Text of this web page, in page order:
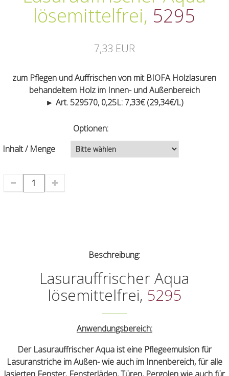
lösemittelfrei, 5295
7,33 EUR
zum Pflegen und Auffrischen von mit BIOFA Holzlasuren
behandeltem Holz im Innen- und Außenbereich
► Art. 529570, 0,25L: 7,33€ (29,34€/L)
Optionen:
Inhalt / Menge
Beschreibung:
Lasurauffrischer Aqua
lösemittelfrei, 5295
Anwendungsbereich:
Der Lasurauffrischer Aqua ist eine Pflegeemulsion für
Lasuranstriche im Außen- wie auch im Innenbereich, für alle